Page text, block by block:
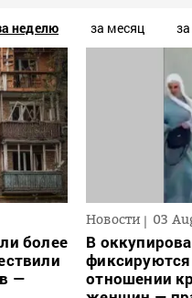
неделю за месяц
более
—
Новости 03
В
фиксируются
отношении